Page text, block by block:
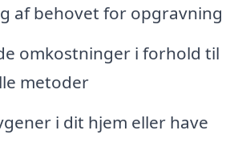
af behovet for opgravning
omkostninger i forhold til
metoder
i dit hjem eller have